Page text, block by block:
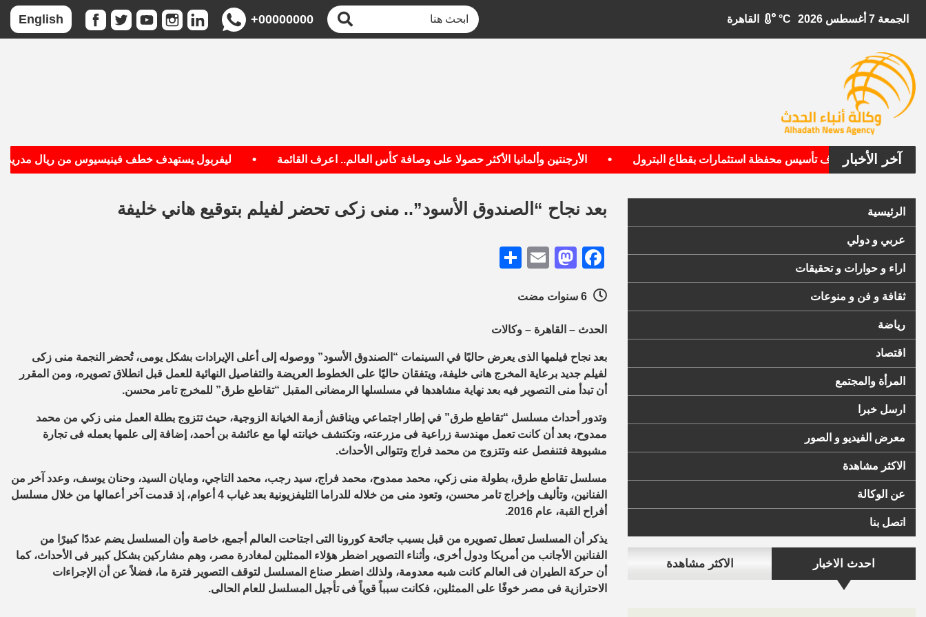
الجمعة 7 أغسطس 2026 °C
+00000000
English
آخر الأخبار
الأمريكية تستهدف تأسيس محفظة استثمارات بقطاع البترول الأرجنتين وألمانيا الأكثر حصولا على وصافة كأس العالم.. اعرف القائمة ليفربول يستهدف خطف فينيسيوس من ريال مدريد
الرئيسية
عربي و دولي
اراء و حوارات و تحقيقات
ثقافة و فن و منوعات
رياضة
اقتصاد
المرأة والمجتمع
ارسل خبرا
معرض الفيديو و الصور
الاكثر مشاهدة
عن الوكالة
اتصل بنا
احدث الاخبار الاكثر مشاهدة
بعد نجاح “الصندوق الأسود”.. منى زكى تحضر لفيلم بتوقيع هاني خليفة
Facebook
Mastodon
Email
الحدث – القاهرة – وكالات
بعد نجاح فيلمها الذى يعرض حاليًا في السينمات “الصندوق الأسود” ووصوله إلى أعلى الإيرادات بشكل يومى، تُحضر النجمة منى زكى
لفيلم جديد برعاية المخرج هانى خليفة، ويتفقان حاليًا على الخطوط العريضة والتفاصيل النهائية للعمل قبل انطلاق تصويره، ومن المقرر
أن تبدأ منى التصوير فيه بعد نهاية مشاهدها في مسلسلها الرمضانى المقبل “تقاطع طرق” للمخرج تامر محسن.
وتدور أحداث مسلسل “تقاطع طرق” في إطار اجتماعي ويناقش أزمة الخيانة الزوجية، حيث تتزوج بطلة العمل منى زكي من محمد
ممدوح، بعد أن كانت تعمل مهندسة زراعية فى مزرعته، وتكتشف خيانته لها مع عائشة بن أحمد، إضافة إلى علمها بعمله فى تجارة
مشبوهة فتنفصل عنه وتتزوج من محمد فراج وتتوالى الأحداث.
مسلسل تقاطع طرق، بطولة منى زكي، محمد ممدوح، محمد فراج، سيد رجب، محمد التاجي، ومايان السيد، وحنان يوسف، وعدد آخر من
الفنانين، وتأليف وإخراج تامر محسن، وتعود منى من خلاله للدراما التليفزيونية بعد غياب 4 أعوام، إذ قدمت آخر أعمالها من خلال مسلسل
أفراح القبة، عام 2016.
يذكر أن المسلسل تعطل تصويره من قبل بسبب جائحة كورونا التى اجتاحت العالم أجمع، خاصة وأن المسلسل يضم عددًا كبيرًا من
الفنانين الأجانب من أمريكا ودول أخرى، وأثناء التصوير اضطر هؤلاء الممثلين لمغادرة مصر، وهم مشاركين بشكل كبير فى الأحداث، كما
أن حركة الطيران فى العالم كانت شبه معدومة، ولذلك اضطر صناع المسلسل لتوقف التصوير فترة ما، فضلاً عن أن الإجراءات
الاحترازية فى مصر خوفًا على الممثلين، فكانت سبباً قوياً فى تأجيل المسلسل للعام الحالى.